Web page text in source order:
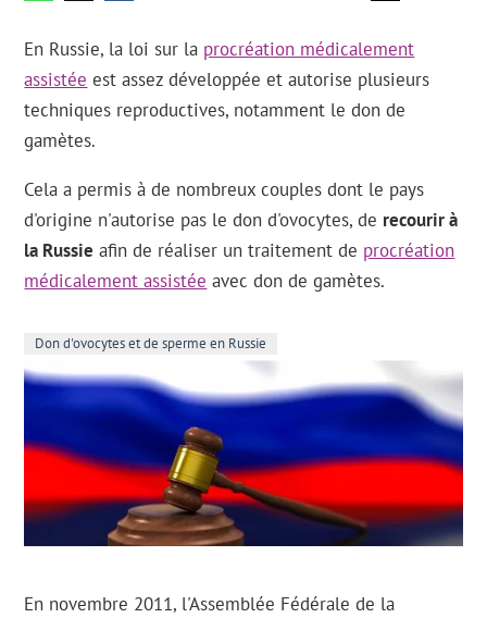
En Russie, la loi sur la procréation médicalement
assistée est assez développée et autorise plusieurs
techniques reproductives, notamment le don de
gamètes.
Cela a permis à de nombreux couples dont le pays
d'origine n'autorise pas le don d'ovocytes, de recourir à
la Russie afin de réaliser un traitement de procréation
médicalement assistée avec don de gamètes.
Don d'ovocytes et de sperme en Russie
En novembre 2011, l'Assemblée Fédérale de la